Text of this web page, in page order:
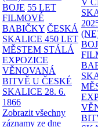
BOJE 55 LET
FILMOVÉ
BABIČKY ČESKÁ
SKALICE 450 LET
MĚSTEM STÁLÁ
EXPOZICE
VĚNOVANÁ
BITVĚ U ČESKÉ
SKALICE 28. 6.
1866
Zobrazit všechny
záznamy ze dne
V